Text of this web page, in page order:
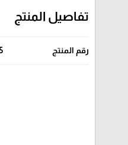
تفاصيل المنتج
رقم المنتج